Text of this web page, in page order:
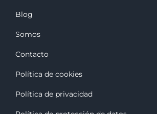
Blog
Somos
Contacto
Política de cookies
Política de privacidad